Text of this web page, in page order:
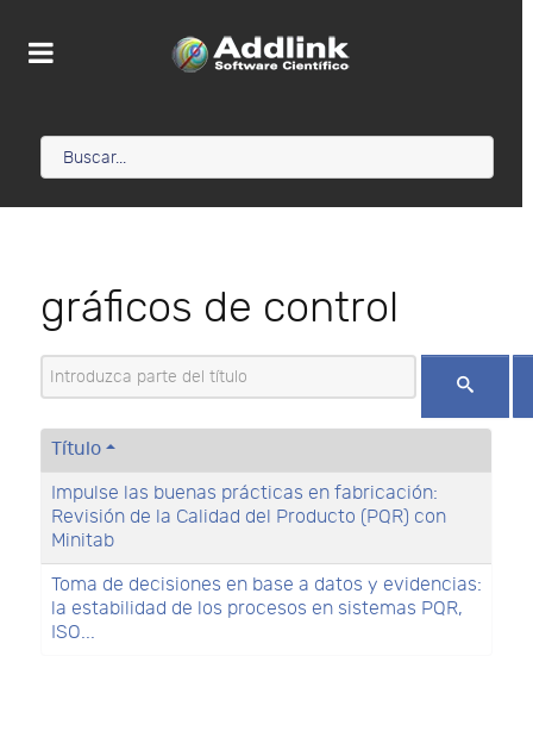
gráficos de control
Introduzca parte del título
Título
Impulse las buenas prácticas en fabricación:
Revisión de la Calidad del Producto (PQR) con
Minitab
Toma de decisiones en base a datos y evidencias:
la estabilidad de los procesos en sistemas PQR,
ISO...